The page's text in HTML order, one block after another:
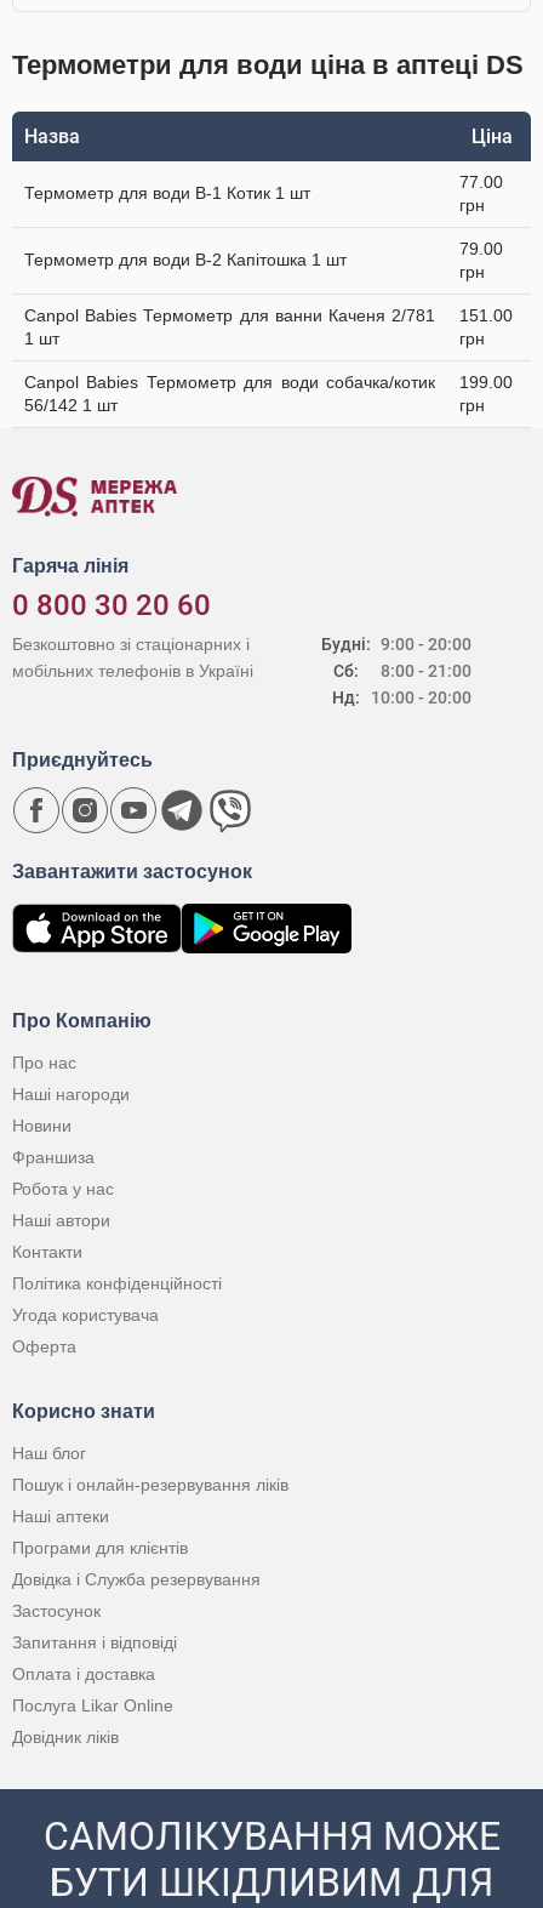
Термометри для води ціна в аптеці DS
Назва Ціна
Термометр для води В-1 Котик 1 шт
77.00
грн
Термометр для води В-2 Капітошка 1 шт
79.00
грн
Canpol Babies Термометр для ванни Каченя 2/781
1 шт
151.00
грн
Canpol Babies Термометр для води собачка/котик
56/142 1 шт
199.00
грн
Гаряча лінія
0 800 30 20 60
Будні:
Сб:
Нд:
9:00 - 20:00
8:00 - 21:00
10:00 - 20:00
Безкоштовно зі стаціонарних і
мобільних телефонів в Україні
Про Компанію
Про нас
Наші нагороди
Новини
Франшиза
Робота у нас
Наші автори
Контакти
Політика конфіденційності
Угода користувача
Оферта
Корисно знати
Наш блог
Пошук і онлайн-резервування ліків
Наші аптеки
Програми для клієнтів
Довідка і Служба резервування
Застосунок
Запитання і відповіді
Оплата і доставка
Послуга Likar Online
Довідник ліків
Завантажити застосунок
Приєднуйтесь
САМОЛІКУВАННЯ МОЖЕ
БУТИ ШКІДЛИВИМ ДЛЯ